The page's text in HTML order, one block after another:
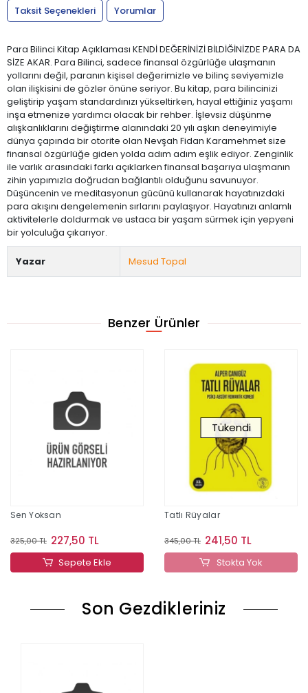
Taksit Seçenekleri
Yorumlar
Para Bilinci Kitap Açıklaması KENDİ DEĞERİNİZİ BİLDİĞİNİZDE PARA DA
SİZE AKAR. Para Bilinci, sadece finansal özgürlüğe ulaşmanın
yollarını değil, paranın kişisel değerimizle ve bilinç seviyemizle
olan ilişkisini de gözler önüne seriyor. Bu kitap, para bilincinizi
geliştirip yaşam standardınızı yükseltirken, hayal ettiğiniz yaşamı
inşa etmenize yardımcı olacak bir rehber. İşlevsiz düşünme
alışkanlıklarını değiştirme alanındaki 20 yılı aşkın deneyimiyle
dünya çapında bir otorite olan Nevşah Fidan Karamehmet size
finansal özgürlüğe giden yolda adım adım eşlik ediyor. Zenginlik
ile varlık arasındaki farkı açıklarken finansal başarıya ulaşmanın
zihin yapımızla doğrudan bağlantılı olduğunu savunuyor.
Düşüncenin ve meditasyonun gücünü kullanarak hayatınızdaki
para akışını dengelemenin sırlarını paylaşıyor. Hayatınızı anlamlı
aktivitelerle doldurmak ve ustaca bir yaşam sürmek için yepyeni
bir yolculuğa çıkarıyor.
Yazar Mesud Topal
Benzer Ürünler
Sen Yoksan
325,00 TL 227,50 TL
Sepete Ekle
Tükendi
Tatlı Rüyalar
345,00 TL 241,50 TL
Stokta Yok
Son Gezdikleriniz